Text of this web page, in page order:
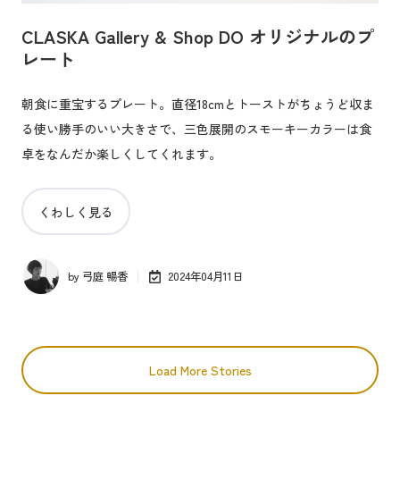
CLASKA Gallery & Shop DO オリジナルのプ
レート
朝食に重宝するプレート。直径18cmとトーストがちょうど収ま
る使い勝手のいい大きさで、三色展開のスモーキーカラーは食
卓をなんだか楽しくしてくれます。
くわしく見る
by 弓庭 暢香 2024年04月11日
Load More Stories